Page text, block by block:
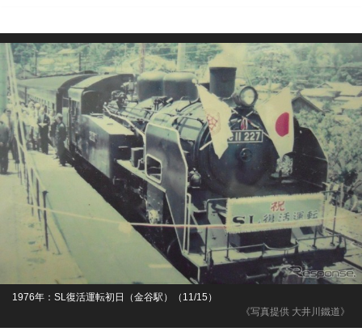
《写真提供 大井川鐵道》
1976年：SL復活運転初日（金谷駅）（11/15）